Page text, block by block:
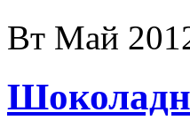
Вт Май